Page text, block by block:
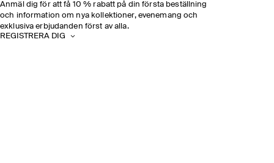
Anmäl dig för att få 10 % rabatt på din första beställning
och information om nya kollektioner, evenemang och
exklusiva erbjudanden först av alla.
REGISTRERA DIG